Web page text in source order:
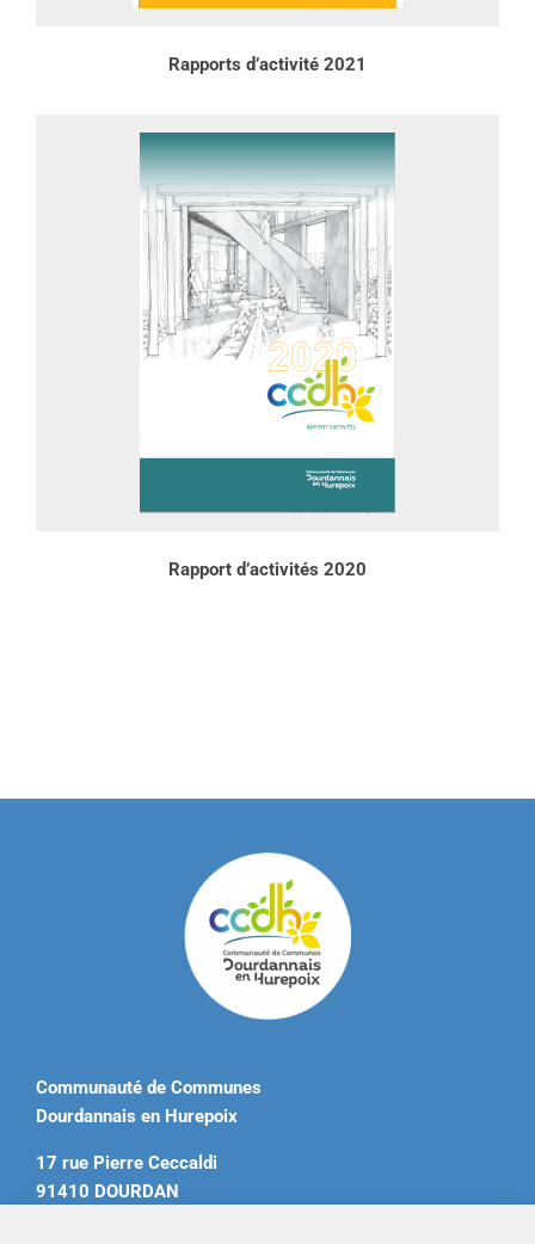
Rapports d’activité 2021
Rapport d’activités 2020
Communauté de Communes
Dourdannais en Hurepoix
17 rue Pierre Ceccaldi
91410 DOURDAN